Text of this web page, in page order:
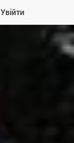
Увійти